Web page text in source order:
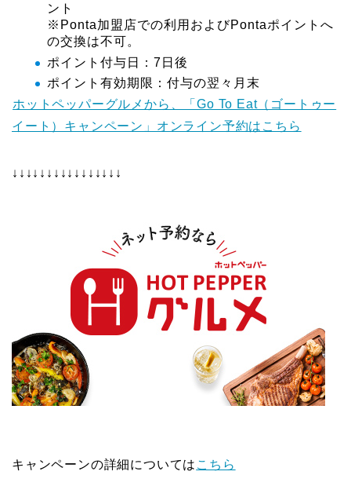
ント
※Ponta加盟店での利用およびPontaポイントへ
の交換は不可。
ポイント付与日：7日後
ポイント有効期限：付与の翌々月末
ホットペッパーグルメから、「Go To Eat（ゴートゥー
イート）キャンペーン」オンライン予約はこちら
↓↓↓↓↓↓↓↓↓↓↓↓↓↓↓↓
キャンペーンの詳細については こちら